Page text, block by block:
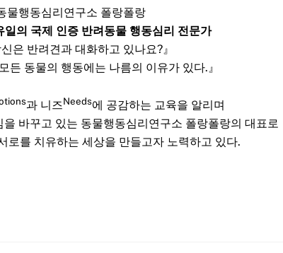
물행동심리연구소 폴랑폴랑
일의 국제 인증 반려동물 행동심리 전문가
은 반려견과 대화하고 있나요?』
든 동물의 행동에는 나름의 이유가 있다.』
과 니즈Needs에 공감하는 교육을 알리며
바꾸고 있는 동물행동심리연구소 폴랑폴랑의 대표로
로를 치유하는 세상을 만들고자 노력하고 있다.